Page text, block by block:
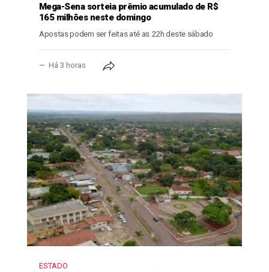
Mega-Sena sorteia prêmio acumulado de R$
165 milhões neste domingo
Apostas podem ser feitas até as 22h deste sábado
Há 3 horas
ESTADO